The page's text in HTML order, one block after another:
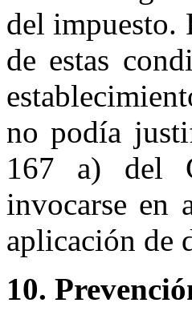
del impuesto.
de estas
no podía
167 a) del
invocarse en
aplicación de
10.